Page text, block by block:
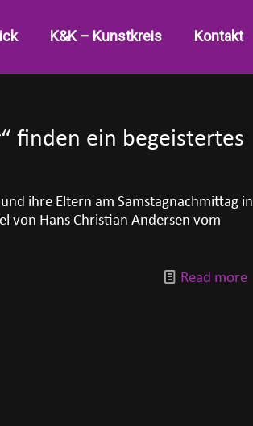
K&K – Kunstkreis Kontakt
finden ein begeistertes
ihre Eltern am Samstagnachmittag in
von Hans Christian Andersen vom
Read more